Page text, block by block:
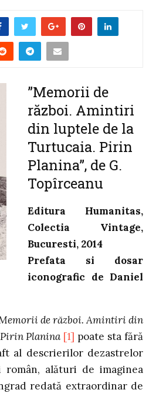
”Memorii de
război. Amintiri
din luptele de la
Turtucaia. Pirin
Planina”, de G.
Topîrceanu
Editura Humanitas,
Colectia Vintage,
Bucuresti, 2014
Prefata si dosar
iconografic de Daniel
de război. Amintiri din
Planina [1] poate sta fără
al descrierilor dezastrelor
alături de imaginea
redată extraordinar de